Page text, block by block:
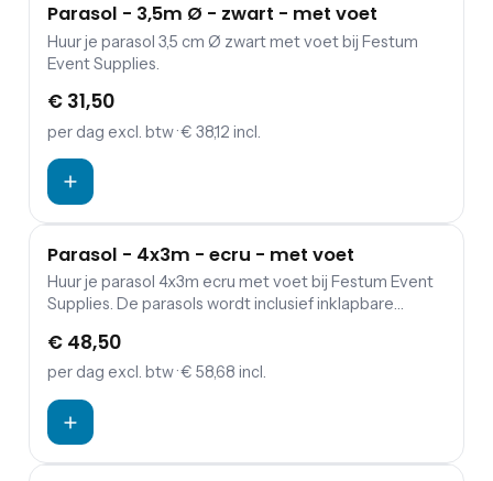
Parasol - 3,5m Ø - zwart - met voet
Huur je parasol 3,5 cm Ø zwart met voet bij Festum
Event Supplies.
€ 31,50
per dag excl. btw· € 38,12 incl.
Parasol - 4x3m - ecru - met voet
Huur je parasol 4x3m ecru met voet bij Festum Event
Supplies. De parasols wordt inclusief inklapbare
versteviging.
€ 48,50
per dag excl. btw· € 58,68 incl.